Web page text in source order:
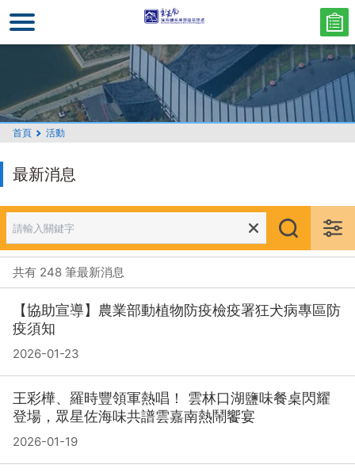
到
主
容
區
塊
首頁 活動
最新消息
共有 248 筆最新消息
【協助宣導】農業部動植物防疫檢疫署狂犬病專區防
疫須知
2026-01-23
王彩樺、羅時豐領軍熱唱！ 雲林口湖鹽味餐桌閃耀
登場，眾星佐海味共譜雲嘉南熱鬧饗宴
2026-01-19